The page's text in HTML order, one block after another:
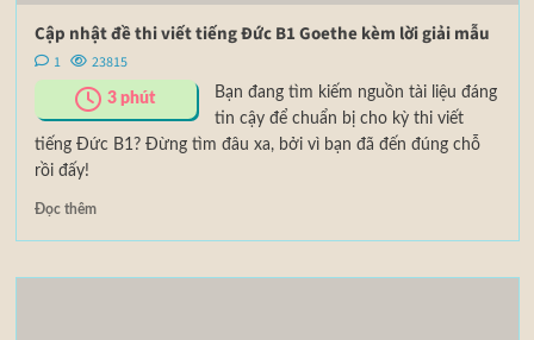
Cập nhật đề thi viết tiếng Đức B1 Goethe kèm lời giải mẫu
1 23815
3 phút
Bạn đang tìm kiếm nguồn tài liệu đáng
tin cậy để chuẩn bị cho kỳ thi viết
tiếng Đức B1? Đừng tìm đâu xa, bởi vì bạn đã đến đúng chỗ
rồi đấy!
Đọc thêm